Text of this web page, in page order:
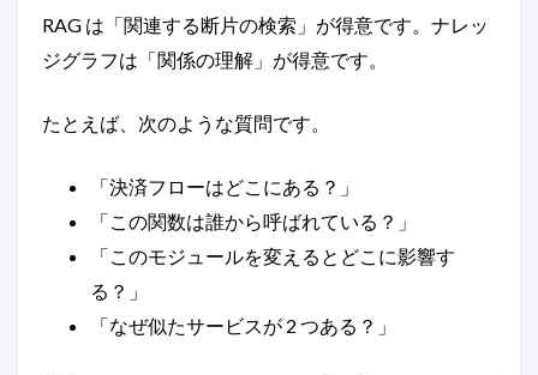
RAG は「関連する断片の検索」が得意です。ナレッ
ジグラフは「関係の理解」が得意です。
たとえば、次のような質問です。
「決済フローはどこにある？」
「この関数は誰から呼ばれている？」
「このモジュールを変えるとどこに影響す
る？」
「なぜ似たサービスが 2 つある？」